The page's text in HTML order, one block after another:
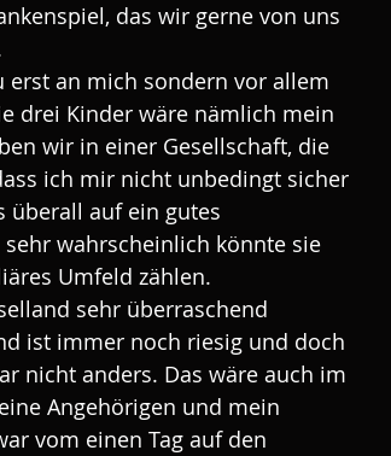
das wir gerne von uns
erst an mich sondern vor allem
drei Kinder wäre nämlich mein
wir in einer Gesellschaft, die
ich mir nicht unbedingt sicher
überall auf ein gutes
wahrscheinlich könnte sie
Umfeld zählen.
sehr überraschend
ist immer noch riesig und doch
nicht anders. Das wäre auch im
Angehörigen und mein
vom einen Tag auf den